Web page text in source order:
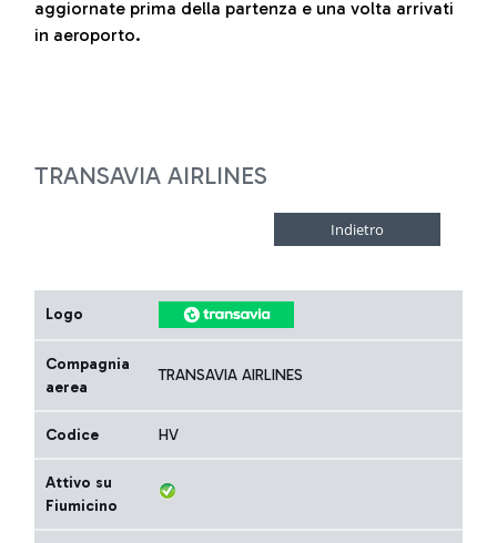
aggiornate prima della partenza e una volta arrivati
in aeroporto.
TRANSAVIA AIRLINES
Logo
Compagnia
aerea
TRANSAVIA AIRLINES
Codice HV
Attivo su
Fiumicino